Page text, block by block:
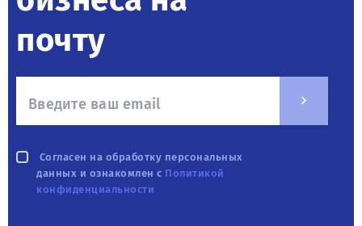
почту
Согласен на обработку персональных
данных и ознакомлен с Политикой
конфиденциальности